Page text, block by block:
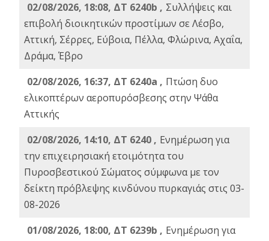
02/08/2026, 18:08, ΔΤ 6240b , Συλλήψεις και
επιβολή διοικητικών προστίμων σε Λέσβο,
Αττική, Σέρρες, Εύβοια, Πέλλα, Φλώρινα, Αχαΐα,
Δράμα, Έβρο
02/08/2026, 16:37, ΔΤ 6240a , Πτώση δυο
ελικοπτέρων αεροπυρόσβεσης στην Ψάθα
Αττικής
02/08/2026, 14:10, ΔΤ 6240 , Ενημέρωση για
την επιχειρησιακή ετοιμότητα του
Πυροσβεστικού Σώματος σύμφωνα με τον
δείκτη πρόβλεψης κινδύνου πυρκαγιάς στις 03-
08-2026
01/08/2026, 18:00, ΔΤ 6239b , Ενημέρωση για